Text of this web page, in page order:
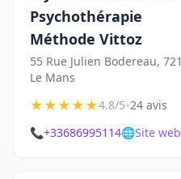
Psychothérapie
Méthode Vittoz
55 Rue Julien Bodereau,
Le Mans
★★★★★4.8/5•24 avis
📞+33686995114🌐Site web